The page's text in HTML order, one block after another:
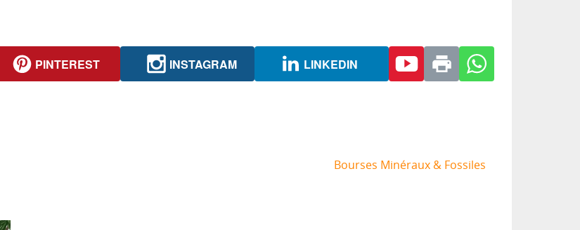
PINTEREST INSTAGRAM LINKEDIN
Bourses Minéraux & Fossiles